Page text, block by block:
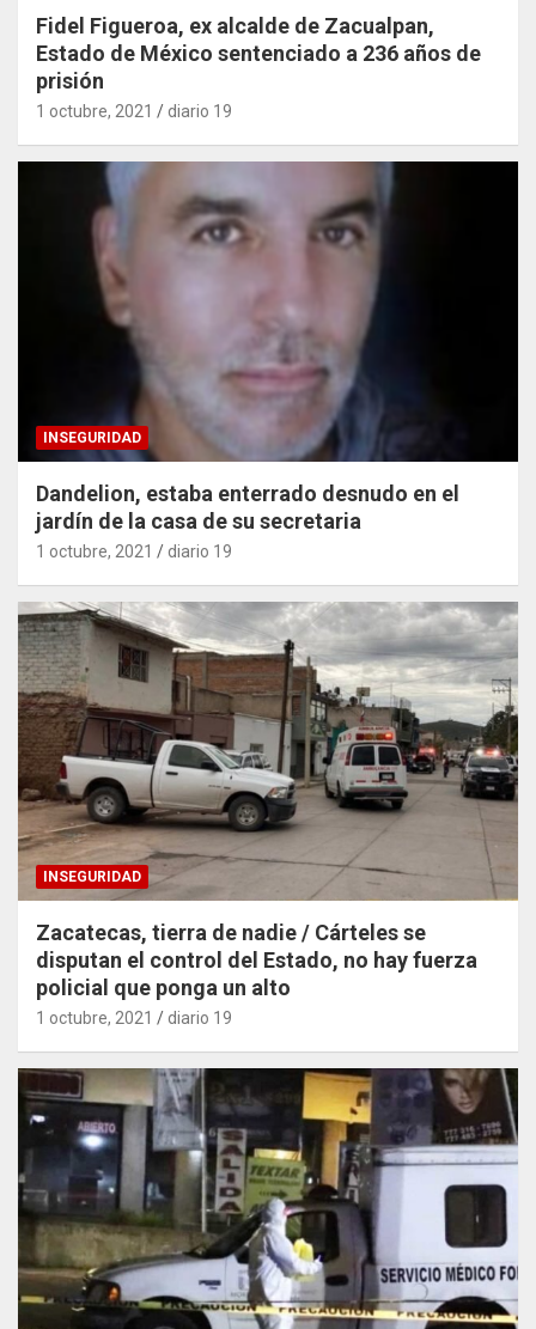
Fidel Figueroa, ex alcalde de Zacualpan,
Estado de México sentenciado a 236 años de
prisión
1 octubre, 2021 diario 19
INSEGURIDAD
Dandelion, estaba enterrado desnudo en el
jardín de la casa de su secretaria
1 octubre, 2021 diario 19
INSEGURIDAD
Zacatecas, tierra de nadie / Cárteles se
disputan el control del Estado, no hay fuerza
policial que ponga un alto
1 octubre, 2021 diario 19